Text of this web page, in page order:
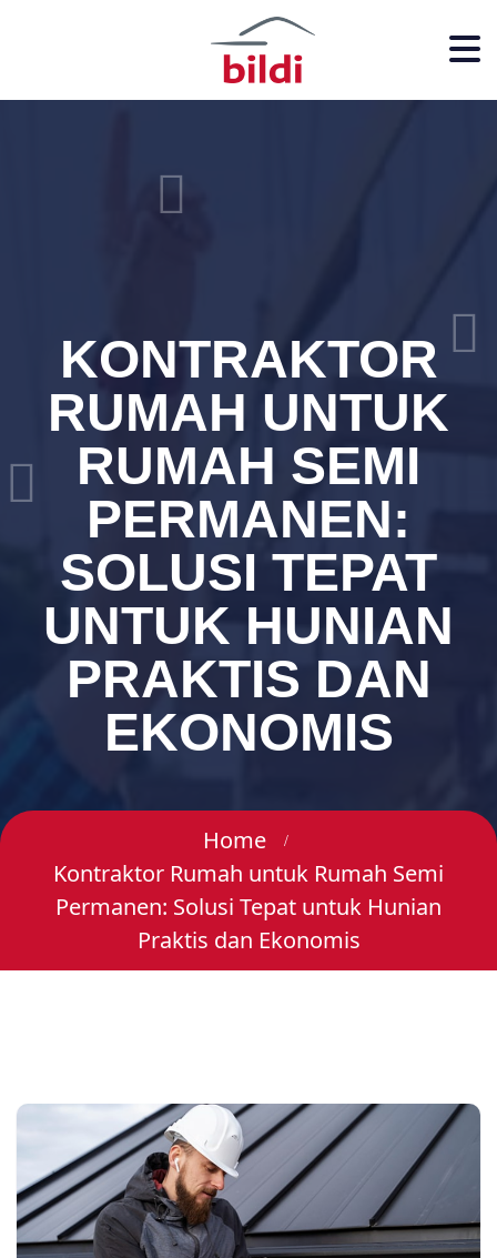
KONTRAKTOR
RUMAH UNTUK
RUMAH SEMI
PERMANEN:
SOLUSI TEPAT
UNTUK HUNIAN
PRAKTIS DAN
EKONOMIS
Home
Kontraktor Rumah untuk Rumah Semi
Permanen: Solusi Tepat untuk Hunian
Praktis dan Ekonomis